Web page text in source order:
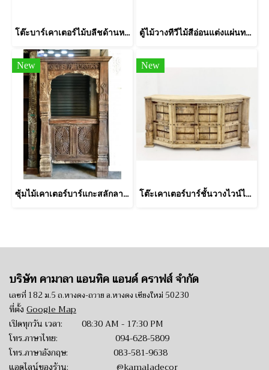
โต๊ะบาร์เคาเตอร์ไม้บลีชด้านหน้าแกะสลักลายซุ้มโค้ง ตู้ไม้วางทีวีไม้สีอ่อนแต่งแผ่นทองเหลืองตอกลาย
New
ซุ้มไม้เคาเตอร์บาร์แกะสลักลายโคโลเนียล
New
โต๊ะเคาเตอร์บาร์ชั้นวางไวน์ไม้สีอ่อนคาดแถบเหล็ก
บริษัท คามาลา แอนทิค แอนด์ คราฟส์ จำกัด
เลขที่ 182 ม.5 ถ.หางดง-ถวาย อ.หางดง เชียงใหม่ 50230
ที่ตั้ง Google Map
เปิดทุกวัน เวลา: 08:30 AM - 17:30 PM
โทร.ภาษาไทย: 094-628-5809
โทร.ภาษาอังกฤษ: 083-581-9638
แอดไลน์ของร้าน: @kamaladecor